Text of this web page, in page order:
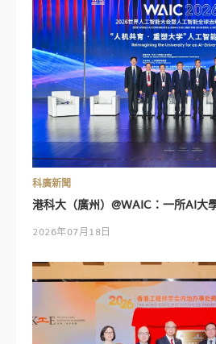
科廣新聞
港科大（廣州）@WAIC：一所AI大
2026年07月18日